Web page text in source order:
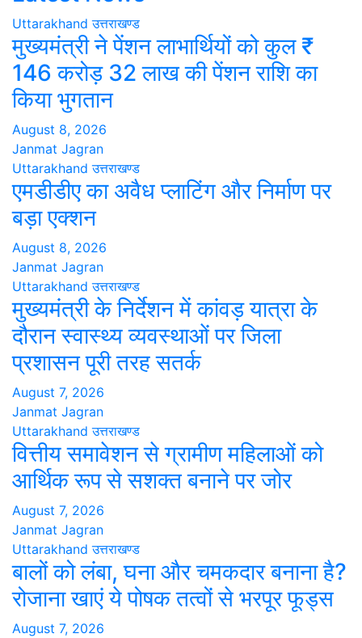
Uttarakhand उत्तराखण्ड
मुख्यमंत्री ने पेंशन लाभार्थियों को कुल ₹
146 करोड़ 32 लाख की पेंशन राशि का
किया भुगतान
August 8, 2026
Janmat Jagran
Uttarakhand उत्तराखण्ड
एमडीडीए का अवैध प्लाटिंग और निर्माण पर
बड़ा एक्शन
August 8, 2026
Janmat Jagran
Uttarakhand उत्तराखण्ड
मुख्यमंत्री के निर्देशन में कांवड़ यात्रा के
दौरान स्वास्थ्य व्यवस्थाओं पर जिला
प्रशासन पूरी तरह सतर्क
August 7, 2026
Janmat Jagran
Uttarakhand उत्तराखण्ड
वित्तीय समावेशन से ग्रामीण महिलाओं को
आर्थिक रूप से सशक्त बनाने पर जोर
August 7, 2026
Janmat Jagran
Uttarakhand उत्तराखण्ड
बालों को लंबा, घना और चमकदार बनाना है?
रोजाना खाएं ये पोषक तत्वों से भरपूर फूड्स
August 7, 2026